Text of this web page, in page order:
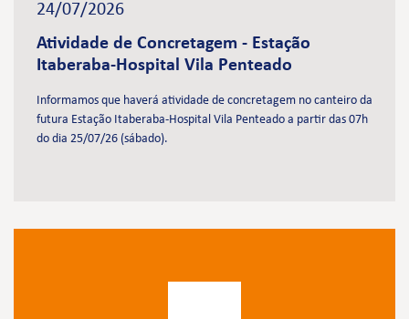
24/07/2026
Atividade de Concretagem - Estação
Itaberaba-Hospital Vila Penteado
Informamos que haverá atividade de concretagem no canteiro da
futura Estação Itaberaba-Hospital Vila Penteado a partir das 07h
do dia 25/07/26 (sábado).